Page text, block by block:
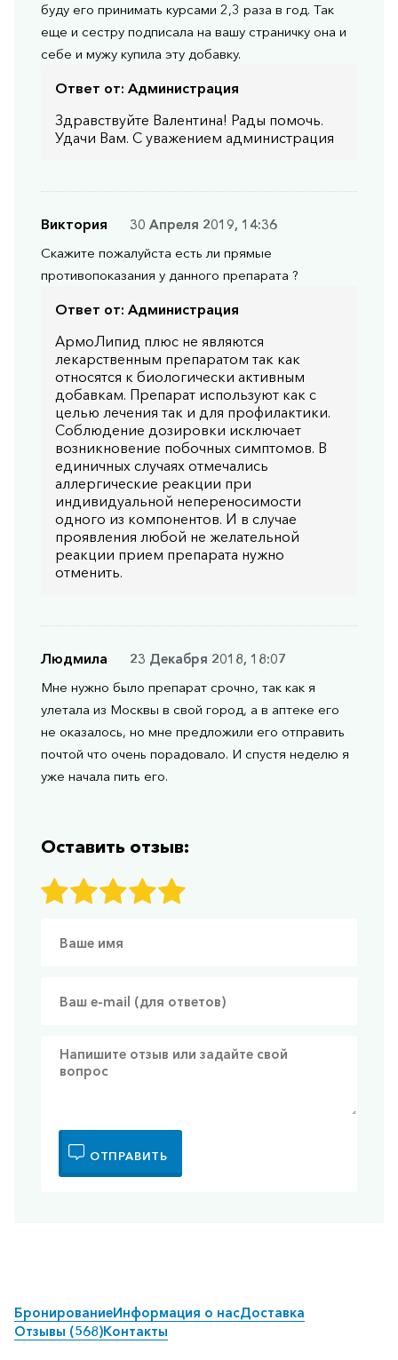
буду его принимать курсами 2,3 раза в год. Так
еще и сестру подписала на вашу страничку она и
себе и мужу купила эту добавку.
Ответ от: Администрация
Здравствуйте Валентина! Рады помочь.
Удачи Вам. С уважением администрация
Виктория
30 Апреля 2019, 14:36
Скажите пожалуйста есть ли прямые
противопоказания у данного препарата ?
Ответ от: Администрация
АрмоЛипид плюс не являются
лекарственным препаратом так как
относятся к биологически активным
добавкам. Препарат используют как с
целью лечения так и для профилактики.
Соблюдение дозировки исключает
возникновение побочных симптомов. В
единичных случаях отмечались
аллергические реакции при
индивидуальной непереносимости
одного из компонентов. И в случае
проявления любой не желательной
реакции прием препарата нужно
отменить.
Людмила
23 Декабря 2018, 18:07
Мне нужно было препарат срочно, так как я
улетала из Москвы в свой город, а в аптеке его
не оказалось, но мне предложили его отправить
почтой что очень порадовало. И спустя неделю я
уже начала пить его.
Оставить отзыв:
ОТПРАВИТЬ
БронированиеИнформация о насДоставка
Отзывы (568)Контакты